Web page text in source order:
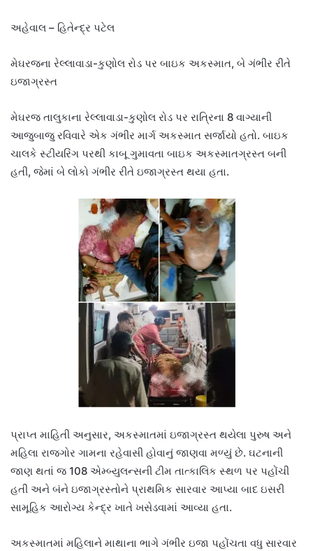
અહેવાલ – હિતેન્દ્ર પટેલ
મેઘરજના રેલ્લાવાડા-કુણોલ રોડ પર બાઇક અકસ્માત, બે ગંભીર રીતે
ઇજાગ્રસ્ત
મેઘરજ તાલુકાના રેલ્લાવાડા-કુણોલ રોડ પર રાત્રિના 8 વાગ્યાની
આજુબાજુ રવિવારે એક ગંભીર માર્ગ અકસ્માત સર્જાયો હતો. બાઇક
ચાલકે સ્ટીયરિંગ પરથી કાબૂ ગુમાવતા બાઇક અકસ્માતગ્રસ્ત બની
હતી, જેમાં બે લોકો ગંભીર રીતે ઇજાગ્રસ્ત થયા હતા.
પ્રાપ્ત માહિતી અનુસાર, અકસ્માતમાં ઇજાગ્રસ્ત થયેલા પુરુષ અને
મહિલા રાજગોર ગામના રહેવાસી હોવાનું જાણવા મળ્યું છે. ઘટનાની
જાણ થતાં જ 108 એમ્બ્યુલન્સની ટીમ તાત્કાલિક સ્થળ પર પહોંચી
હતી અને બંને ઇજાગ્રસ્તોને પ્રાથમિક સારવાર આપ્યા બાદ ઇસરી
સામૂહિક આરોગ્ય કેન્દ્ર ખાતે ખસેડવામાં આવ્યા હતા.
અકસ્માતમાં મહિલાને માથાના ભાગે ગંભીર ઇજા પહોંચતા વધુ સારવાર